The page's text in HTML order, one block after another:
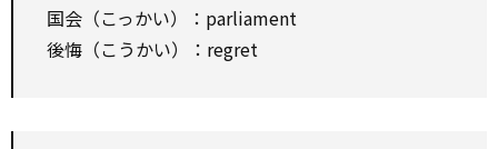
国会（こっかい）：parliament
後悔（こうかい）：regret